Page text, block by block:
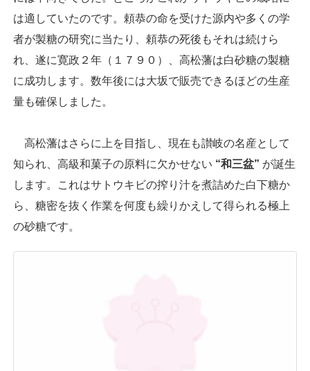
は適していたのです。頼恭の命を受けた源内や多くの学
者が製糖の研究に当たり、頼恭の死後もそれは続けら
れ、遂に寛政２年（１７９０）、高松藩は白砂糖の製糖
に成功します。数年後には大坂で販売できるほどの生産
量も確保しました。
高松藩はさらに上を目指し、現在も讃岐の名産として
知られ、高級和菓子の原料に欠かせない “和三盆” が誕生
します。これはサトウキビの搾り汁を煮詰めた白下糖か
ら、糖密を抜く作業を何度も繰りかえして得られる極上
の砂糖です。